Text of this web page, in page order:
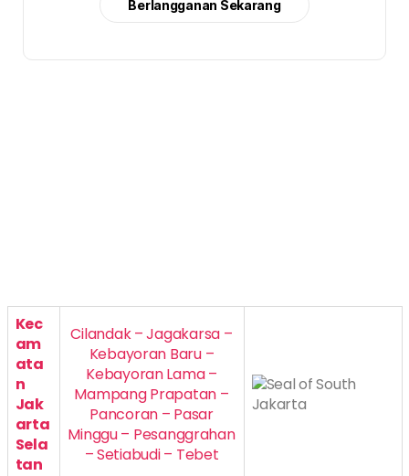
Berlangganan Sekarang
Kec
am
ata
n
Jak
arta
Sela
tan
Cilandak – Jagakarsa –
Kebayoran Baru –
Kebayoran Lama –
Mampang Prapatan –
Pancoran – Pasar
Minggu – Pesanggrahan
– Setiabudi – Tebet